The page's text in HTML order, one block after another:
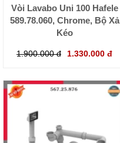
Vòi Lavabo Uni 100 Hafele
589.78.060, Chrome, Bộ Xả
Kéo
1.900.000 đ 1.330.000 đ